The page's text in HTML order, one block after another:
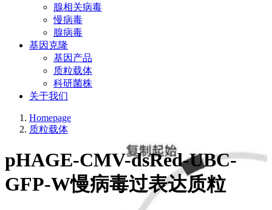
腺相关病毒
慢病毒
腺病毒
基因克隆
基因产品
质粒载体
科研菌株
关于我们
Homepage
质粒载体
pHAGE-CMV-dsRed-UBC-
GFP-W慢病毒过表达质粒